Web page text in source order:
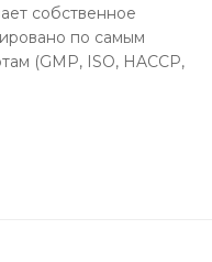
собственное
по самым
(GMP, ISO, HACCP,